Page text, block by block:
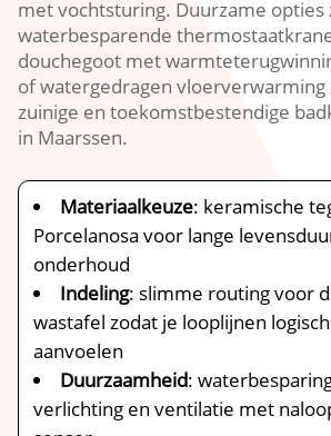
met vochtsturing.​ Duurzame opties
waterbesparende
douchegoot met
of watergedragen vloerverwarming
zuinige en toekomstbestendige
in Maarssen.​
Materiaalkeuze: keramische
Porcelanosa voor lange
onderhoud
Indeling: slimme routing voor
wastafel zodat je looplijnen
aanvoelen
Duurzaamheid:
verlichting en ventilatie met